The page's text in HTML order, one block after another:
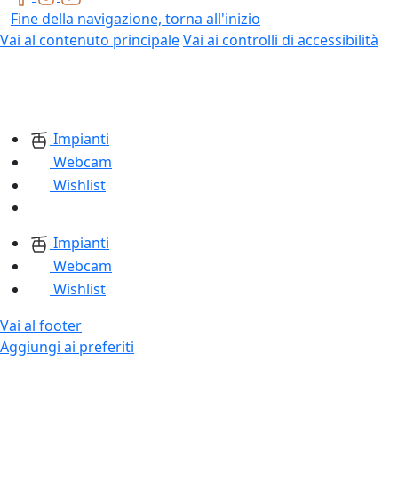
Fine della navigazione, torna all'inizio
Vai al contenuto principaleVai ai controlli di accessibilità
Impianti
Webcam
Wishlist
Impianti
Webcam
Wishlist
Vai al footer
Aggiungi ai preferiti